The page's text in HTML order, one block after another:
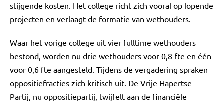
stijgende kosten. Het college richt zich vooral op lopende
projecten en verlaagt de formatie van wethouders.
Waar het vorige college uit vier fulltime wethouders
bestond, worden nu drie wethouders voor 0,8 fte en één
voor 0,6 fte aangesteld. Tijdens de vergadering spraken
oppositiefracties zich kritisch uit. De Vrije Hapertse
Partij, nu oppositiepartij, twijfelt aan de financiële